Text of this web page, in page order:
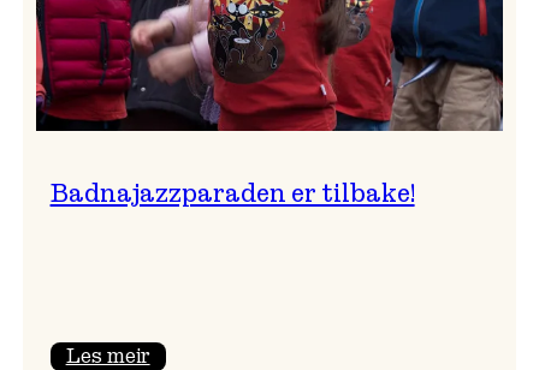
Badnajazzparaden er tilbake!
Les meir: